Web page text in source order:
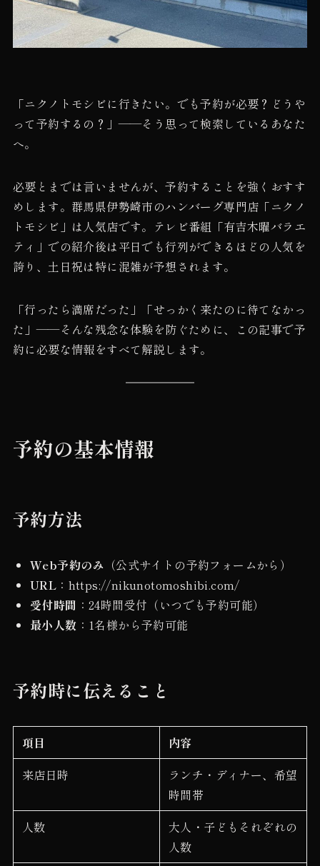
「ニクノトモシビに行きたい。でも予約が必要？どうや
って予約するの？」——そう思って検索しているあなた
へ。
必要とまでは言いませんが、予約することを強くおすす
めします。群馬県伊勢崎市のハンバーグ専門店「ニクノ
トモシビ」は人気店です。テレビ番組「有吉木曜バラエ
ティ」での紹介後は平日でも行列ができるほどの人気を
誇り、土日祝は特に混雑が予想されます。
「行ったら満席だった」「せっかく来たのに待てなかっ
た」——そんな残念な体験を防ぐために、この記事で予
約に必要な情報をすべて解説します。
予約の基本情報
予約方法
Web予約のみ （公式サイトの予約フォームから）
URL ：https://nikunotomoshibi.com/
受付時間 ：24時間受付（いつでも予約可能）
最小人数 ：1名様から予約可能
予約時に伝えること
項目
内容
来店日時
ランチ・ディナー、希望
時間帯
人数
大人・子どもそれぞれの
人数